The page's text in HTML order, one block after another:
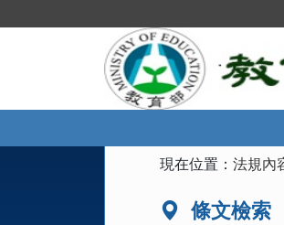
到
現在位置：法規內
條文檢索